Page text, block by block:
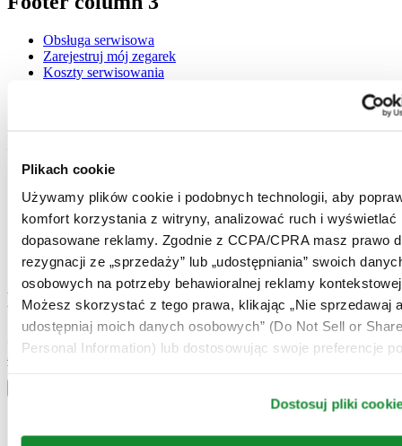
Plikach cookie
Używamy plików cookie i podobnych technologii, aby
komfort korzystania z witryny, analizować ruch i wyświetlać
dopasowane reklamy. Zgodnie z CCPA/CPRA masz prawo
rezygnacji ze „sprzedaży” lub „udostępniania” swoich
osobowych na potrzeby behawioralnej reklamy
Możesz skorzystać z tego prawa, klikając „Nie sprzedawaj
udostępniaj moich danych osobowych” (Do Not Sell or
Personal Information) lub dostosowując swoje preferencje
Dostosuj pliki
Obsługa serwisowa
Zarejestruj mój zegarek
Koszty serwisowania
Polityka prywatności
Plikach cookie
Warunki Dostawy i Zwrotów
Warunki sprzedaży
Odstąpienie od umowy
Dołącz do klubu CERTINA
Zapisz się, aby otrzymywać najświeższe informacje
Zapisz się
Wybierz kraj / region
Belgia